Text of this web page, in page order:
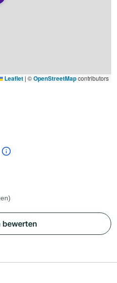
Leaflet | ©OpenStreetMapcontributors
bewerten